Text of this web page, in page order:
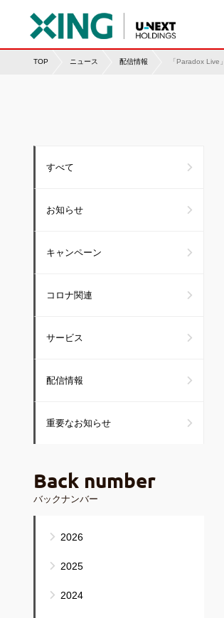
TOP ニュース 配信情報
すべて
お知らせ
キャンペーン
コロナ関連
サービス
配信情報
重要なお知らせ
Back number
バックナンバー
2026
2025
2024